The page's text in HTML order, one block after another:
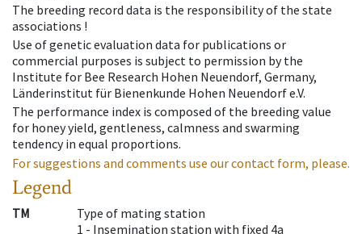
The breeding record data is the responsibility of the state
associations !
Use of genetic evaluation data for publications or
commercial purposes is subject to permission by the
Institute for Bee Research Hohen Neuendorf, Germany,
Länderinstitut für Bienenkunde Hohen Neuendorf e.V.
The performance index is composed of the breeding value
for honey yield, gentleness, calmness and swarming
tendency in equal proportions.
For suggestions and comments use our contact form, please.
Legend
TM
Type of mating station
1 - Insemination station with fixed 4a